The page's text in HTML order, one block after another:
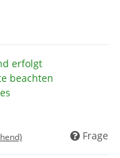
erfolgt
beachten
Frage